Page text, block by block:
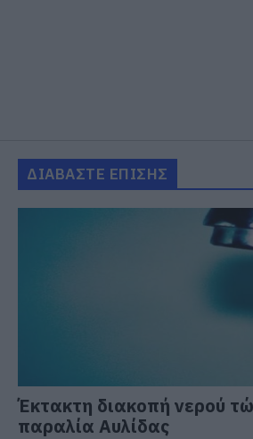
ΔΙΑΒΑΣΤΕ ΕΠΙΣΗΣ
Έκτακτη διακοπή νερού
παραλία Αυλίδας